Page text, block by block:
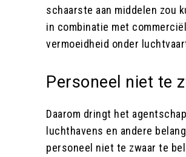
schaarste aan middelen zou
in combinatie met
vermoeidheid onder
Personeel niet te
Daarom dringt het
luchthavens en andere
personeel niet te zwaar te